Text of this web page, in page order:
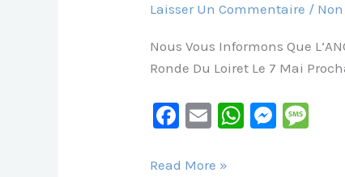
Laisser Un Commentaire /
Nous Vous Informons Que
Ronde Du Loiret Le 7 Mai
F
C
E
Ai
W M
Read More »